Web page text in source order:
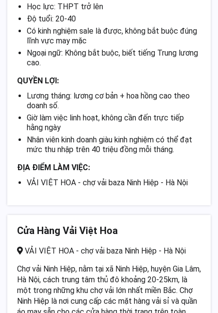
Học lực: THPT trở lên
Độ tuổi: 20-40
Có kinh nghiệm sale là được, không bắt buộc đúng
lĩnh vực may mặc
Ngoại ngữ: Không bắt buộc, biết tiếng Trung lương
cao.
QUYỀN LỢI:
Lương tháng: lương cơ bản + hoa hồng cao theo
doanh số.
Giờ làm việc linh hoạt, không cần đến trực tiếp
hằng ngày
Nhân viên kinh doanh giàu kinh nghiệm có thể đạt
mức thu nhập trên 40 triệu đồng mỗi tháng.
ĐỊA ĐIỂM LÀM VIỆC:
VẢI VIỆT HOA - chợ vải baza Ninh Hiệp - Hà Nội
Cửa Hàng Vải Việt Hoa
VẢI VIỆT HOA - chợ vải baza Ninh Hiệp - Hà Nội
Chợ vải Ninh Hiệp, nằm tại xã Ninh Hiệp, huyện Gia Lâm,
Hà Nội, cách trung tâm thủ đô khoảng 20-25km, là
một trong những khu chợ vải lớn nhất miền Bắc. Chợ
Ninh Hiệp là nơi cung cấp các mặt hàng vải sỉ và quần